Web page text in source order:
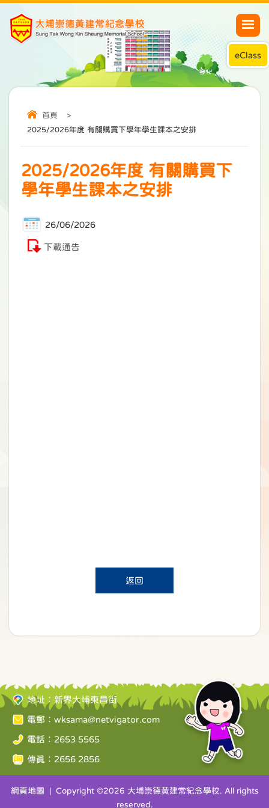
eClass
首頁
>
2025/2026年度 有關購買下學年學生課本之安排
2025/2026年度 有關購買下
學年學生課本之安排
26/06/2026
下載通告
返回
地址：新界大埔東昌街
電郵： wksama@netvigator.com
電話：2653 5565
傳真：2656 2856
網頁地圖 | Copyright ©2026 大埔崇德黃建常紀念學校. All rights
reserved.